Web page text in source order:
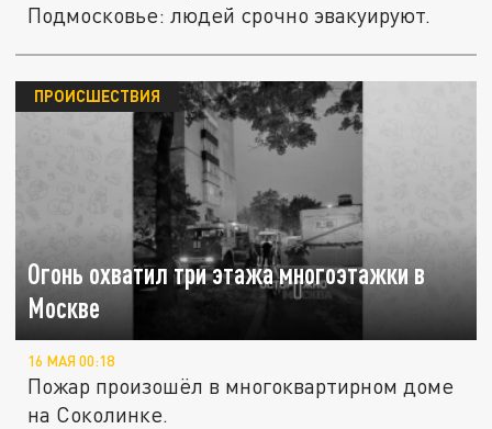
Подмосковье: людей срочно эвакуируют.
Огонь охватил три этажа многоэтажки в
Москве
ПРОИСШЕСТВИЯ
16 МАЯ 00:18
Пожар произошёл в многоквартирном доме
на Соколинке.